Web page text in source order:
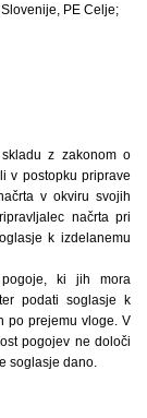
PE Celje;
z zakonom o
v postopku priprave
v okviru svojih
načrta pri
k izdelanemu
ki jih mora
podati soglasje k
po prejemu vloge. V
pogojev ne določi
soglasje dano.